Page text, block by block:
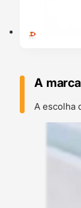
A
A escolha